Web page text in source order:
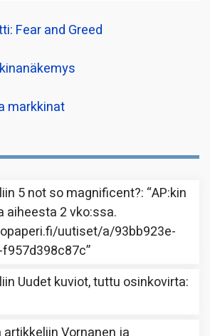
Fear and Greed
markkinat
5 not so magnificent?: “AP:kin
aiheesta 2 vko:ssa.
uutiset/a/93bb923e-
”
Uudet kuviot, tuttu osinkovirta: